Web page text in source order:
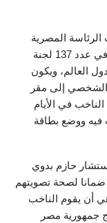
المصرية
2024 الجمعة ويستمر لمدة 3 أيام تنتهي الأحد في عدد 137 لجنة
العالم، ويكون
إلى مقر
في الأيام
فيه ووضع بطاقة
حازم بدوي
ضمانا لصحة تصويتهم
أن يقوم الناخب
جمهورية مصر